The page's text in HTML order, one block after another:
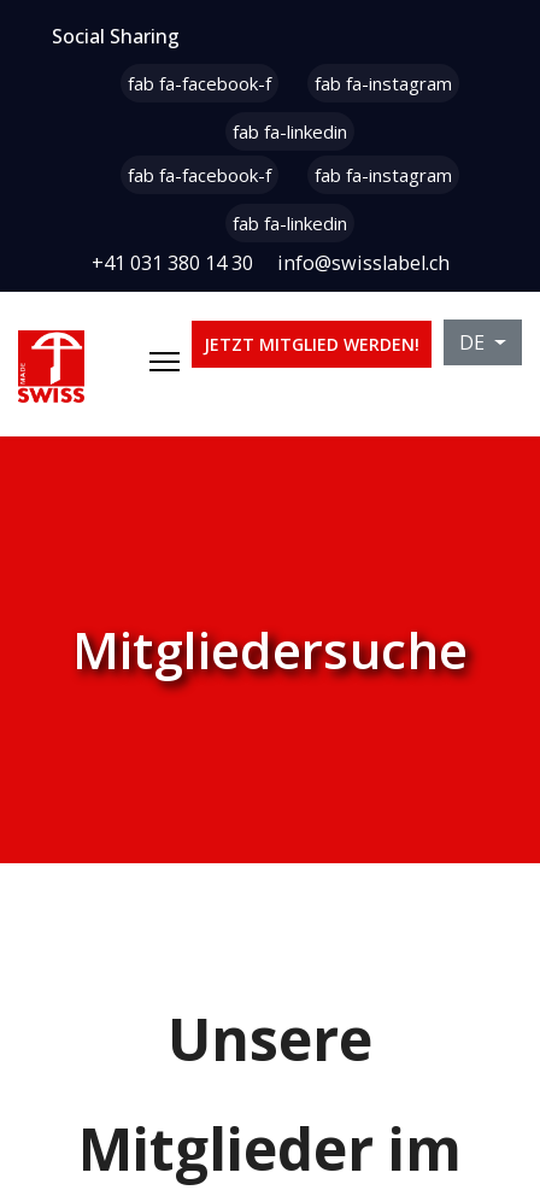
Social Sharing
fab fa-facebook-f
fab fa-instagram
fab fa-linkedin
fab fa-facebook-f
fab fa-instagram
fab fa-linkedin
+41 031 380 14 30 info@swisslabel.ch
JETZT MITGLIED WERDEN! DE
Mitgliedersuche
Unsere
Mitglieder im